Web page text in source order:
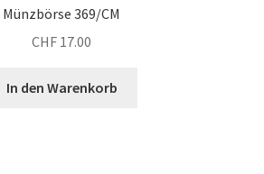
Münzbörse 369/CM
CHF 17.00
In den Warenkorb